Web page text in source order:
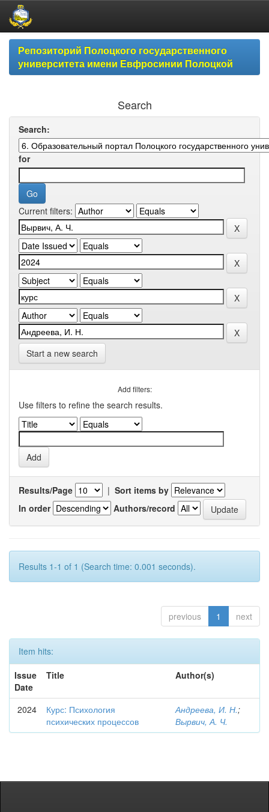
Skip
navigationРепозиторий Полоцкого государственного
университета имени Евфросинии Полоцкой
Search
Search:
for
Current filters:
Start a new search
Add filters:
Use filters to refine the search results.
Results/Page | Sort items by
In order
Authors/record
Results 1-1 of 1 (Search time: 0.001 seconds).
previous 1 next
Item hits:
Issue
Date
Title Author(s)
2024
Курс: Психология
психических процессов
Андреева, И. Н.;
Вырвич, А. Ч.